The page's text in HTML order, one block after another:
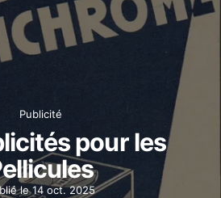
Publicité
pour les
le14 oct. 2025